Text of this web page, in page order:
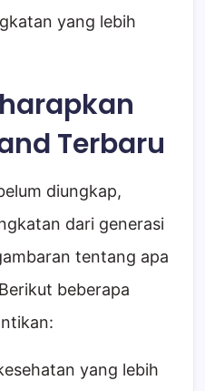
yang lebih
Terbaru
diungkap,
dari generasi
tentang apa
beberapa
yang lebih